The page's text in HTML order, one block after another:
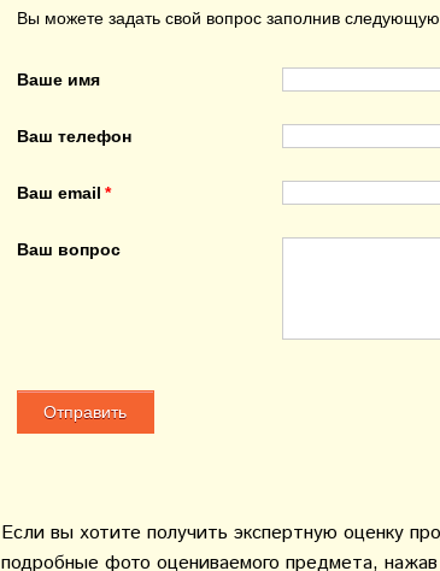
Вы можете задать свой вопрос заполнив
Ваше имя
Ваш телефон
Ваш email
Ваш вопрос
Если вы хотите получить экспертную оценку
подробные фото оцениваемого предмета,